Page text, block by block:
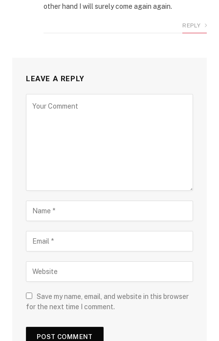
other hand I will surely come again again.
REPLY
LEAVE A REPLY
Save my name, email, and website in this browser
for the next time I comment.